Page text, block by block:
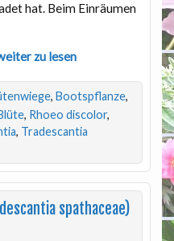
hat. Beim Einräumen
zu lesen
, Bootspflanze,
, Rhoeo discolor,
, Tradescantia
spathaceae)